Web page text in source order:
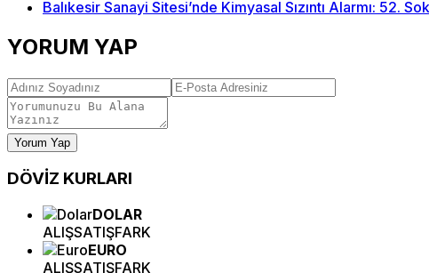
Balıkesir Sanayi Sitesi’nde Kimyasal Sızıntı Alarmı: 52.
YORUM YAP
Yorum Yap
DÖVİZ KURLARI
DOLAR
ALIŞSATIŞFARK
EURO
ALIŞSATIŞFARK